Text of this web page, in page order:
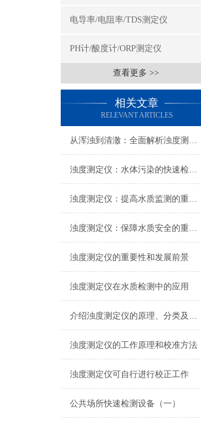
电导率/电阻率/TDS测定仪
PH计/酸度计/ORP测定仪
查看更多 >>
相关文章
RELEVANT ARTICLES
从浑浊到清澈：全面解析浊度测定仪在水质监测中的关键角色
浊度测定仪：水体污染的快速检测仪器
浊度测定仪：提高水质监测的重要工具
浊度测定仪：保障水质安全的重要设备
浊度测定仪的重要性和发展前景
浊度测定仪在水质检测中的应用
介绍浊度测定仪的原理、分类及应用
浊度测定仪的工作原理和校准方法
浊度测定仪可自行进行校正工作
公共场所快速检测设备（一）